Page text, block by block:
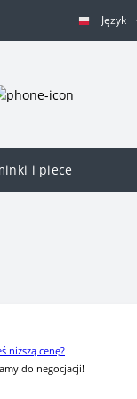
Język
i piece
niższą cenę?
do negocjacji!